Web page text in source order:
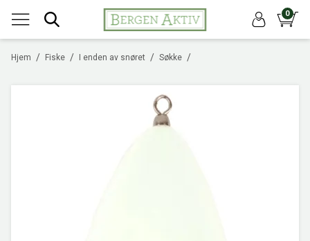
0
/
Hjem /
Fiske /
I enden av snøret /
Søkke